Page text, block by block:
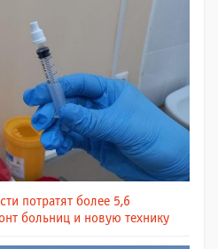
потратят более 5,6
больниц и новую технику